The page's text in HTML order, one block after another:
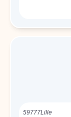
59777Lille